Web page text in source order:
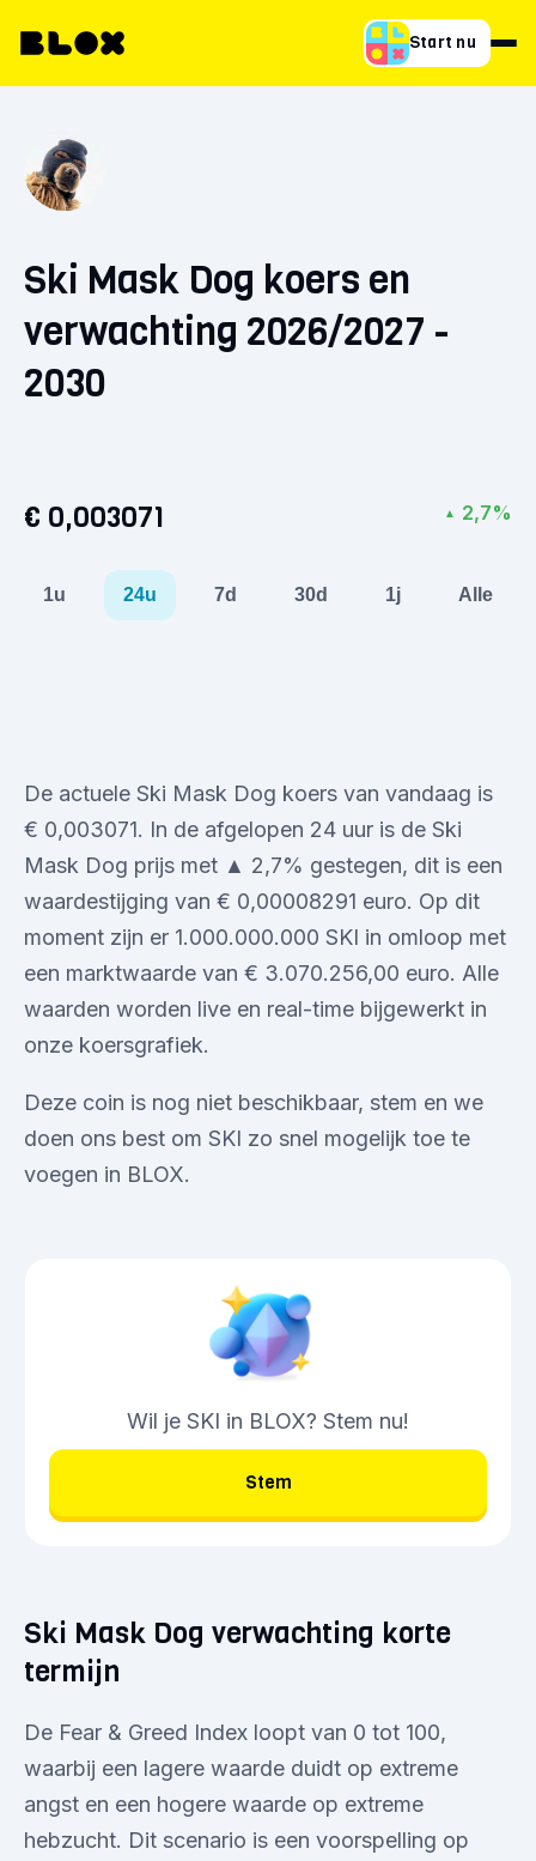
Start nu
Ski Mask Dog koers en
verwachting 2026/2027 -
2030
€ 0,003071 ▲ 2,7%
1u 24u 7d 30d 1j Alle
De actuele Ski Mask Dog koers van vandaag is
€ 0,003071. In de afgelopen 24 uur is de Ski
Mask Dog prijs met ▲ 2,7% gestegen, dit is een
waardestijging van € 0,00008291 euro. Op dit
moment zijn er 1.000.000.000 SKI in omloop met
een marktwaarde van € 3.070.256,00 euro. Alle
waarden worden live en real-time bijgewerkt in
onze koersgrafiek.
Deze coin is nog niet beschikbaar, stem en we
doen ons best om SKI zo snel mogelijk toe te
voegen in BLOX.
Wil je SKI in BLOX? Stem nu!
Stem
Ski Mask Dog verwachting korte
termijn
De Fear & Greed Index loopt van 0 tot 100,
waarbij een lagere waarde duidt op extreme
angst en een hogere waarde op extreme
hebzucht. Dit scenario is een voorspelling op